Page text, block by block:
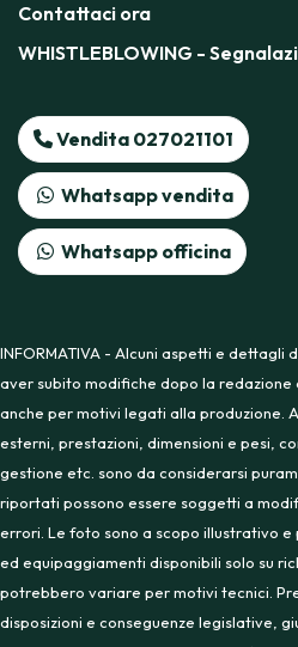
Contattaci ora
WHISTLEBLOWING -
Vendita 027021101
Whatsapp vendita
Whatsapp officina
INFORMATIVA - Alcuni aspetti e
aver subito modifiche dopo la
anche per motivi legati alla produzione.
esterni, prestazioni, dimensioni e pesi,
gestione etc. sono da considerarsi
riportati possono essere soggetti a
errori. Le foto sono a scopo illustrativo
ed equipaggiamenti disponibili solo su
potrebbero variare per motivi tecnici.
disposizioni e conseguenze legislative,